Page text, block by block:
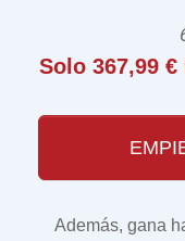
Solo 367,99
Además, gana